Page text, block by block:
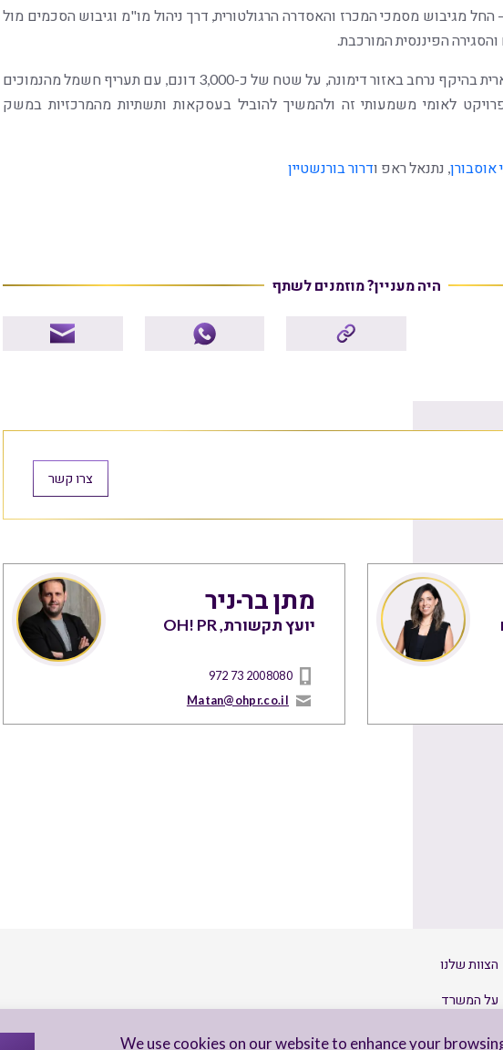
We use cookies on our website to enhance your
החל מגיבוש מסמכי המכרז והאסדרה הרגולטורית, דרך ניהול מו"מ וגיבוש הסכמים מול
הפיננסית המורכבת.
הפרויקט כולל הקמת תחנת כוח סולארית בהיקף נרחב באזור דימונה, על שטח של כ-3,000 דונם, עם תעריף חשמל מהנמוכים
לאומי משמעותי זה ולהמשיך להוביל בעסקאות ותשתיות מהמרכזיות במשק
אוסבורן , נתנאל ראפ ודרור בורנשטיין
היה מעניין? מוזמנים לשתף
צרו קשר
מתן בר-ניר
יועץ תקשורת, OH! PR
972 73 2008080
Matan@ohpr.co.il
הצוות שלנו
על המשרד
צרו קשר